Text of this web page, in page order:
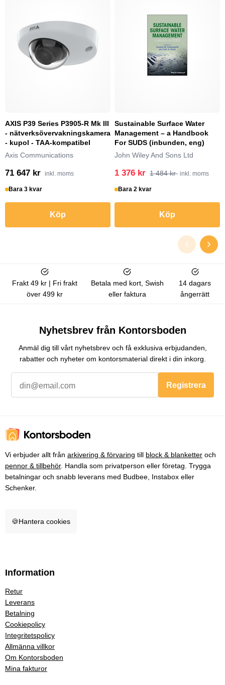
AXIS P39 Series P3905-R Mk III
- nätverksövervakningskamera
- kupol - TAA-kompatibel
Axis Communications
71 647 kr inkl. moms
Bara 3 kvar
Köp
Sustainable Surface Water
Management – a Handbook
For SUDS (inbunden, eng)
John Wiley And Sons Ltd
1 376 kr 1 484 kr inkl. moms
Bara 2 kvar
Köp
Frakt 49 kr | Fri frakt
över 499 kr
Betala med kort, Swish
eller faktura
14 dagars
ångerrätt
Nyhetsbrev från Kontorsboden
Anmäl dig till vårt nyhetsbrev och få exklusiva erbjudanden,
rabatter och nyheter om kontorsmaterial direkt i din inkorg.
Registrera
Vi erbjuder allt från arkivering & förvaring till block & blanketter och
pennor & tillbehör. Handla som privatperson eller företag. Trygga
betalningar och snabb leverans med Budbee, Instabox eller
Schenker.
🍪Hantera cookies
Information
Retur
Leverans
Betalning
Cookiepolicy
Integritetspolicy
Allmänna villkor
Om Kontorsboden
Mina fakturor